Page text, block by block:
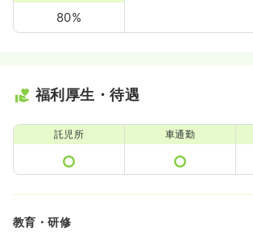
80%
福利厚生・待遇
託児所 車通勤
教育・研修